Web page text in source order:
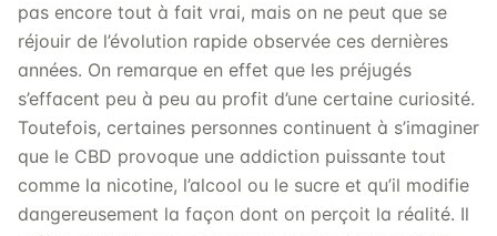
pas encore tout à fait vrai, mais on ne peut que se
réjouir de l’évolution rapide observée ces dernières
années. On remarque en effet que les préjugés
s’effacent peu à peu au profit d’une certaine curiosité.
Toutefois, certaines personnes continuent à s’imaginer
que le CBD provoque une addiction puissante tout
comme la nicotine, l’alcool ou le sucre et qu’il modifie
dangereusement la façon dont on perçoit la réalité. Il